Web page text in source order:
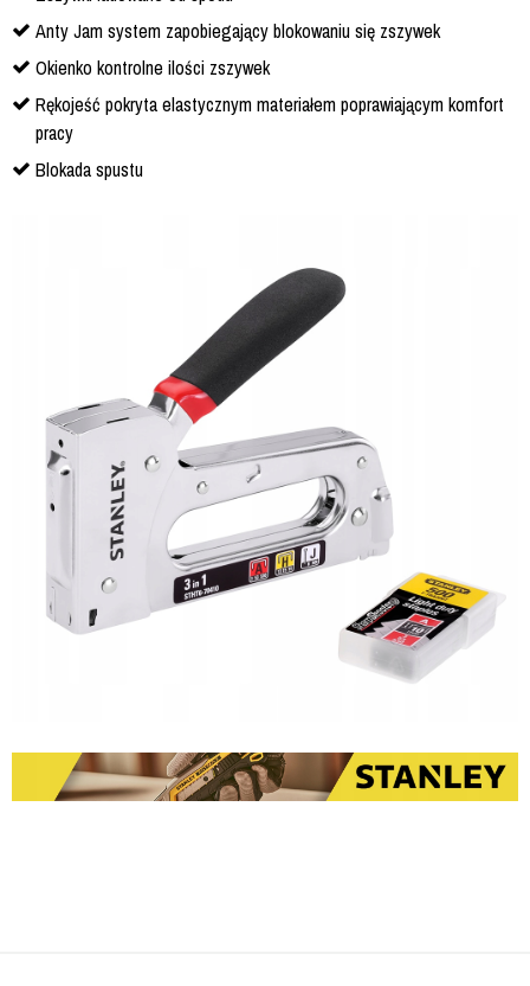
Anty Jam system zapobiegający blokowaniu się zszywek
Okienko kontrolne ilości zszywek
Rękojeść pokryta elastycznym materiałem poprawiającym komfort
pracy
Blokada spustu